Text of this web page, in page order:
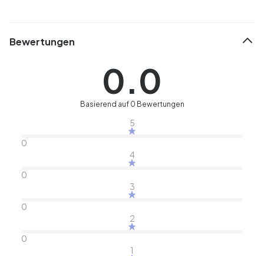
Bewertungen
0.0
Basierend auf 0 Bewertungen
5
0
4
0
3
0
2
0
1